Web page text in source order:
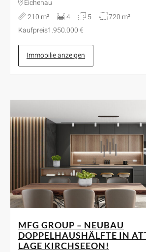
Eichenau
210 m²
4 5
720 m²
Kaufpreis1.950.000 €
Immobilie anzeigen
MFG GROUP – NEUBAU
DOPPELHAUSHÄLFTE IN
LAGE KIRCHSEEON!